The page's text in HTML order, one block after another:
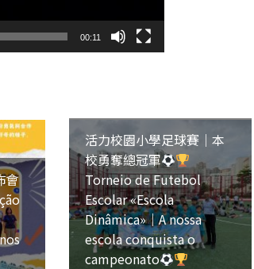
00:11
會
活力校園小學足球賽｜本
校勇奪總冠軍
Torneio de Futebol
Escolar «Escola
Dinâmica»｜A nossa
escola conquista o
campeonato